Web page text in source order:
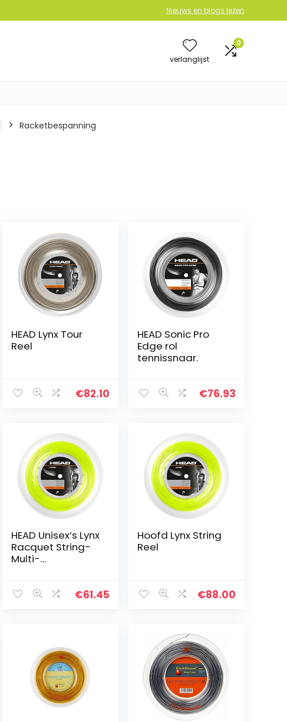
Nieuws en blogs lezen
verlanglijst
0
Racketbespanning
HEAD Lynx Tour
Reel
€82.10
HEAD Sonic Pro
Edge rol
tennissnaar.
€76.93
HEAD Unisex’s Lynx
Racquet String-
Multi-
€61.45
Hoofd Lynx String
Reel
€88.00